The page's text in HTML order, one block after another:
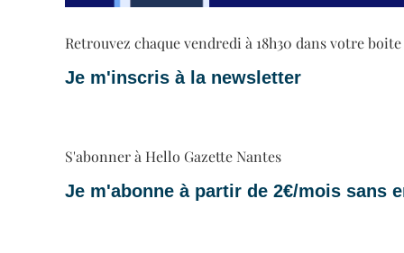
Retrouvez chaque vendredi à 18h30 dans votre
Je m'inscris à la newsletter
S'abonner à Hello Gazette Nantes
Je m'abonne à partir de 2€/mois sans